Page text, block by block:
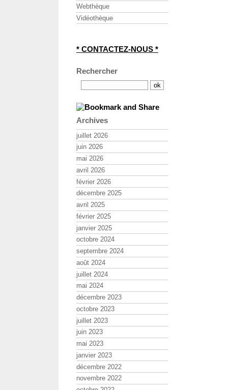
Webthèque
Vidéothèque
* CONTACTEZ-NOUS *
Rechercher
Archives
juillet 2026
juin 2026
mai 2026
avril 2026
février 2026
décembre 2025
avril 2025
février 2025
janvier 2025
octobre 2024
septembre 2024
août 2024
juillet 2024
mai 2024
décembre 2023
octobre 2023
juillet 2023
juin 2023
mai 2023
janvier 2023
décembre 2022
novembre 2022